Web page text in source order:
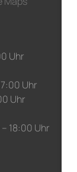
Uhr
Uhr
Uhr
18:00 Uhr